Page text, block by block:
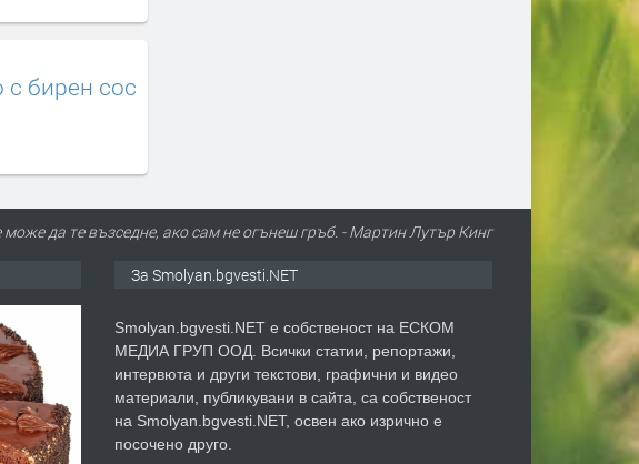
с бирен сос
може да те възседне, ако сам не огънеш гръб. - Мартин Лутър Кинг
За Smolyan.bgvesti.NET
Smolyan.bgvesti.NET е собственост на ЕСКОМ
МЕДИА ГРУП ООД. Всички статии, репортажи,
интервюта и други текстови, графични и видео
материали, публикувани в сайта, са собственост
на Smolyan.bgvesti.NET, освен ако изрично е
посочено друго.